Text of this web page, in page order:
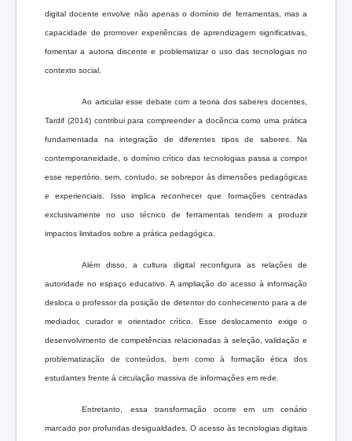
digital docente envolve não apenas o domínio de ferramentas, mas a
capacidade de promover experiências de aprendizagem significativas,
fomentar a autoria discente e problematizar o uso das tecnologias no
contexto social.
Ao articular esse debate com a teoria dos saberes docentes,
Tardif (2014) contribui para compreender a docência como uma prática
fundamentada na integração de diferentes tipos de saberes. Na
contemporaneidade, o domínio crítico das tecnologias passa a compor
esse repertório, sem, contudo, se sobrepor às dimensões pedagógicas
e experienciais. Isso implica reconhecer que formações centradas
exclusivamente no uso técnico de ferramentas tendem a produzir
impactos limitados sobre a prática pedagógica.
Além disso, a cultura digital reconfigura as relações de
autoridade no espaço educativo. A ampliação do acesso à informação
desloca o professor da posição de detentor do conhecimento para a de
mediador, curador e orientador crítico. Esse deslocamento exige o
desenvolvimento de competências relacionadas à seleção, validação e
problematização de conteúdos, bem como à formação ética dos
estudantes frente à circulação massiva de informações em rede.
Entretanto, essa transformação ocorre em um cenário
marcado por profundas desigualdades. O acesso às tecnologias digitais